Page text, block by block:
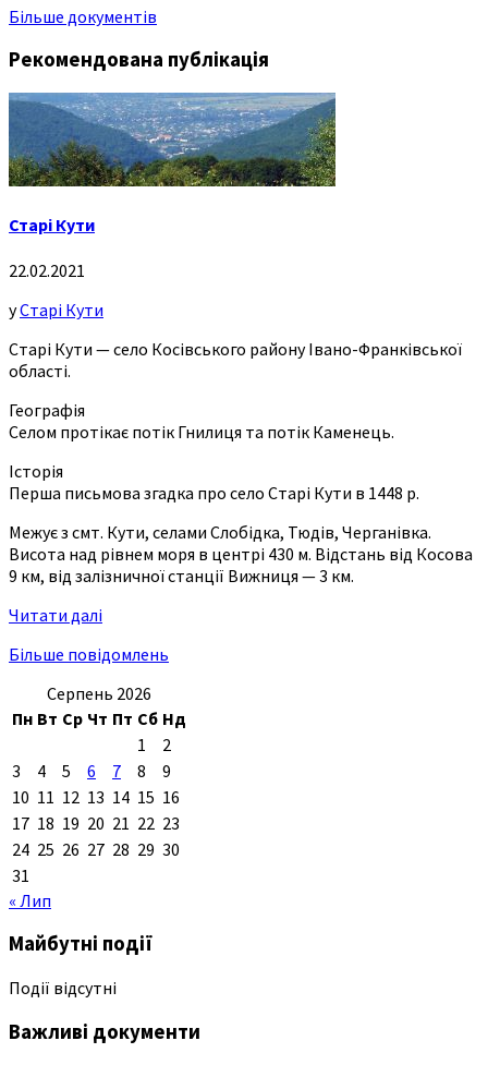
Більше документів
Рекомендована публікація
Старі Кути
22.02.2021
уСтарі Кути
Старі Кути — село Косівського району Івано-Франківської
області.
Географія
Селом протікає потік Гнилиця та потік Каменець.
Історія
Перша письмова згадка про село Старі Кути в 1448 р.
Межує з смт. Кути, селами Слобідка, Тюдів, Черганівка.
Висота над рівнем моря в центрі 430 м. Відстань від Косова
9 км, від залізничної станції Вижниця — 3 км.
Читати далі
Більше повідомлень
Серпень 2026
Пн Вт Ср Чт Пт Сб Нд
1
2
3
4 5 6 7 8
9
10 11 12 13 14 15 16
17 18 19 20 21 22 23
24 25 26 27 28 29 30
31
« Лип
Майбутні події
Події відсутні
Важливі документи